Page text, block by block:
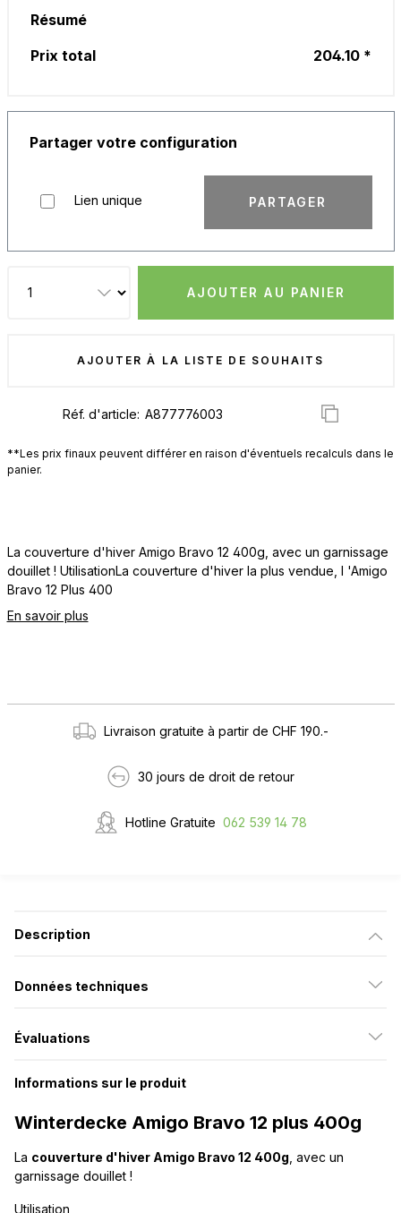
Résumé
Prix total
204.10 *
Partager votre configuration
Lien unique PARTAGER
AJOUTER AU PANIER
AJOUTER À LA LISTE DE SOUHAITS
Réf. d'article:
**Les prix finaux peuvent différer en raison d'éventuels recalculs dans le
panier.
La couverture d'hiver Amigo Bravo 12 400g, avec un garnissage
douillet ! UtilisationLa couverture d'hiver la plus vendue, l 'Amigo
Bravo 12 Plus 400
En savoir plus
Livraison gratuite à partir de CHF 190.-
30 jours de droit de retour
Hotline Gratuite 062 539 14 78
Description
Données techniques
Évaluations
Informations sur le produit
Winterdecke Amigo Bravo 12 plus 400g
La couverture d'hiver Amigo Bravo 12 400g , avec un
garnissage douillet !
Utilisation